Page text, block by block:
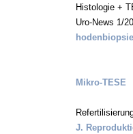
Histologie +
Uro-News 1/
Mikro-TESE
J.